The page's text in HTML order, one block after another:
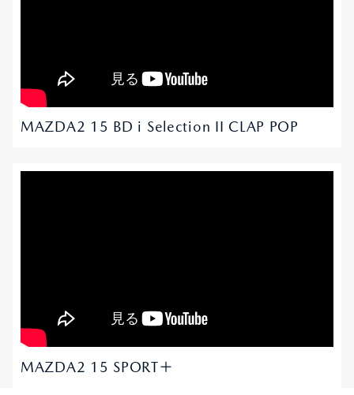
MAZDA2 15 BD i Selection II CLAP POP
MAZDA2 15 SPORT＋